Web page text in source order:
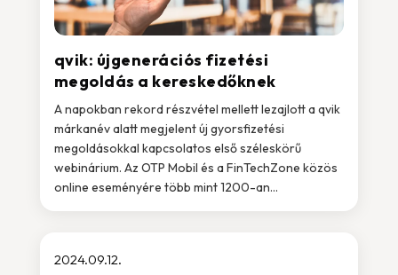
qvik: újgenerációs fizetési
megoldás a kereskedőknek
A napokban rekord részvétel mellett lezajlott a qvik
márkanév alatt megjelent új gyorsfizetési
megoldásokkal kapcsolatos első széleskörű
webinárium. Az OTP Mobil és a FinTechZone közös
online eseményére több mint 1200-an...
2024.09.12.